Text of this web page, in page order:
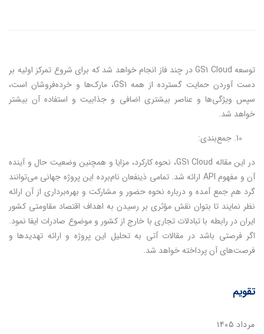
توسعه GS1 Cloud در چند فاز انجام خواهد شد که برای شروع تمرکز اولیه بر
دست آوردن حمایت گسترده از همه GS1، مارک‌ها و خرده‌فروشان است،
سپس ویژگی‌ها و عناصر بیشتری اضافی و جذابیت و استفاده آن بیشتر
خواهد شد.
جمع‌بندی:
در این مقاله GS1 Cloud، نحوه کارکرد، مزایا و همچنین وضعیت حال و آینده
آن و مفهوم API ارائه شد. تمامی ذینفعان نام‌برده این پروژه جهانی می‌توانند
گرد هم جمع آمده و درباره نحوه حضور و مشارکت و بهره‌برداری از آن ارائه
نظر نمایند تا بتوان نقش مؤثری بر رسیدن به اهداف اقتصاد مقاومتی کشور
ایران در رابطه با تبادلات تجاری با خارج از کشور و موضوع صادرات ایفا نمود.
اگر فرصتی باشد در مقالات آتی به تحلیل این پروژه و ارائه تهدیدها و
فرصت‌های آن پرداخته خواهد شد.
تقویم
مرداد ۱۴۰۵